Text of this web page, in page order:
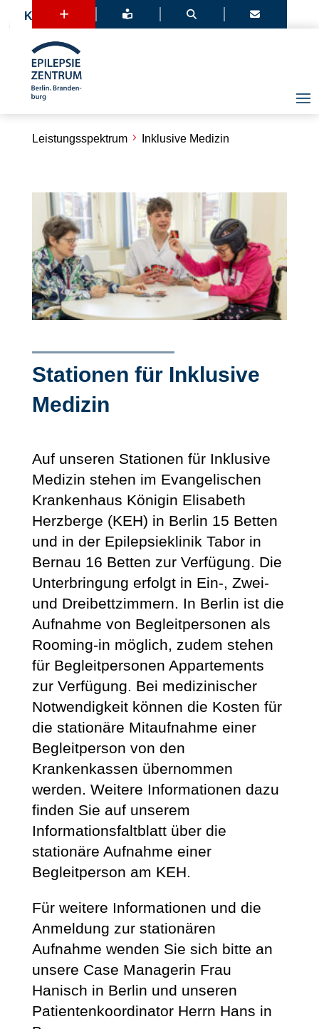
+   
Kontakt
Leistungsspektrum Inklusive Medizin
Stationen für Inklusive
Medizin
Auf unseren Stationen für Inklusive
Medizin stehen im Evangelischen
Krankenhaus Königin Elisabeth
Herzberge (KEH) in Berlin 15 Betten
und in der Epilepsieklinik Tabor in
Bernau 16 Betten zur Verfügung. Die
Unterbringung erfolgt in Ein-, Zwei-
und Dreibettzimmern. In Berlin ist die
Aufnahme von Begleitpersonen als
Rooming-in möglich, zudem stehen
für Begleitpersonen Appartements
zur Verfügung. Bei medizinischer
Notwendigkeit können die Kosten für
die stationäre Mitaufnahme einer
Begleitperson von den
Krankenkassen übernommen
werden. Weitere Informationen dazu
finden Sie auf unserem
Informationsfaltblatt über die
stationäre Aufnahme einer
Begleitperson am KEH.
Für weitere Informationen und die
Anmeldung zur stationären
Aufnahme wenden Sie sich bitte an
unsere Case Managerin Frau
Hanisch in Berlin und unseren
Patientenkoordinator Herrn Hans in